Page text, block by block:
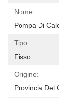
Nome:
Pompa Di
Tipo:
Fisso
Origine:
Provincia Del